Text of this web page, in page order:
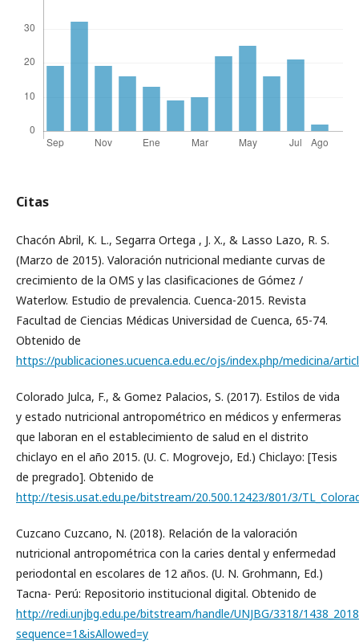
Citas
Chacón Abril, K. L., Segarra Ortega , J. X., & Lasso Lazo, R. S.
(Marzo de 2015). Valoración nutricional mediante curvas de
crecimiento de la OMS y las clasificaciones de Gómez /
Waterlow. Estudio de prevalencia. Cuenca-2015. Revista
Facultad de Ciencias Médicas Universidad de Cuenca, 65-74.
Obtenido de
https://publicaciones.ucuenca.edu.ec/ojs/index.php/medicina/
Colorado Julca, F., & Gomez Palacios, S. (2017). Estilos de vida
y estado nutricional antropométrico en médicos y enfermeras
que laboran en el establecimiento de salud en el distrito
chiclayo en el año 2015. (U. C. Mogrovejo, Ed.) Chiclayo: [Tesis
de pregrado]. Obtenido de
http://tesis.usat.edu.pe/bitstream/20.500.12423/801/3/
Cuzcano Cuzcano, N. (2018). Relación de la valoración
nutricional antropométrica con la caries dental y enfermedad
periodontal en escolares de 12 años. (U. N. Grohmann, Ed.)
Tacna- Perú: Repositorio institucional digital. Obtenido de
http://redi.unjbg.edu.pe/bitstream/handle/UNJBG/3318/
sequence=1&isAllowed=y